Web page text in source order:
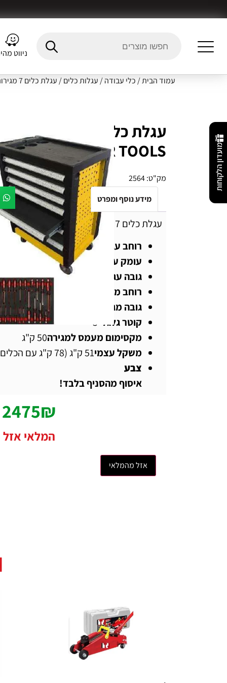
ניווט
מועדון הלקוחות
עמוד הבית/ כלי עבודה/ עגלות כלים/ עגלת כלים 7 מגירות מאובזרת 253 חלקים ROHER TOOLS
ROHER TOOLS
מק"ט:2564
מידע נוסף ומפרט Fitment Details
עגלת כלים 7 מגירות מאובזרת 253 חלקים ROHER TOOLS
רוחב עגלה
77 ס"מ
עומק עגלה
גובה עגלה
רוחב מגירה
גובה מגירות
קוטר גלגל
מקסימום מעמס למגירה50 ק"ג
משקל עצמי51 ק"ג (78 ק"ג עם הכלים)
צבע
איסוף מהסניף בלבד!
2475₪
המלאי אזל
אזל מהמלאי